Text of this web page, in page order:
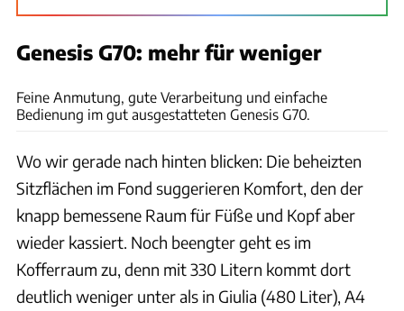
Genesis G70: mehr für wenigerHans-Dieter Seufert
Feine Anmutung, gute Verarbeitung und einfache
Bedienung im gut ausgestatteten Genesis G70.
Wo wir gerade nach hinten blicken: Die beheizten
Sitzflächen im Fond suggerieren Komfort, den der
knapp bemessene Raum für Füße und Kopf aber
wieder kassiert. Noch beengter geht es im
Kofferraum zu, denn mit 330 Litern kommt dort
deutlich weniger unter als in Giulia (480 Liter), A4